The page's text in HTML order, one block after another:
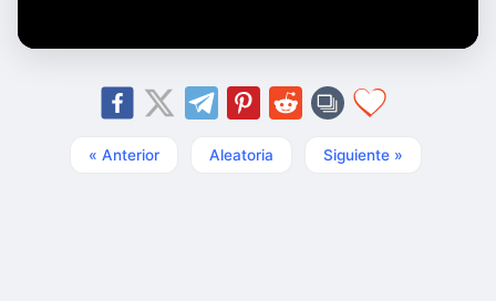
« Anterior Aleatoria Siguiente »